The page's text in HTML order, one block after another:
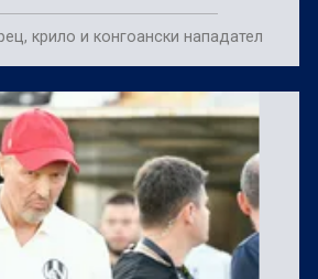
крило и конгоански нападател